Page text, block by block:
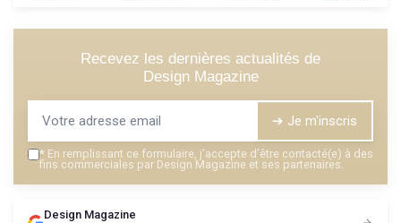
Recevez les dernières actualités de
Design Magazine
➔ Je m'inscris
* En remplissant ce formulaire, j’accepte d’être contacté(e) à des
fins commerciales par Design Magazine et ses partenaires.
Design Magazine